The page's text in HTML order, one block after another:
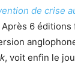
de crise
Après 6 éditions
, voit enfin le